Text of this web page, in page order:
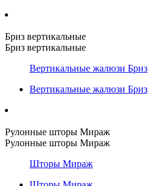
Бриз вертикальные
Бриз вертикальные
Вертикальные жалюзи Бриз
Вертикальные жалюзи Бриз
Рулонные шторы Мираж
Рулонные шторы Мираж
Шторы Мираж